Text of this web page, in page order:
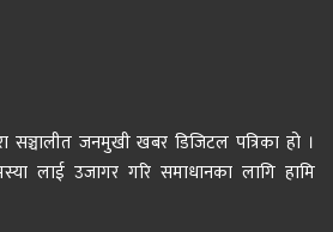
सञ्चालीत जनमुखी खबर डिजिटल पत्रिका हो ।
लाई उजागर गरि समाधानका लागि हामि